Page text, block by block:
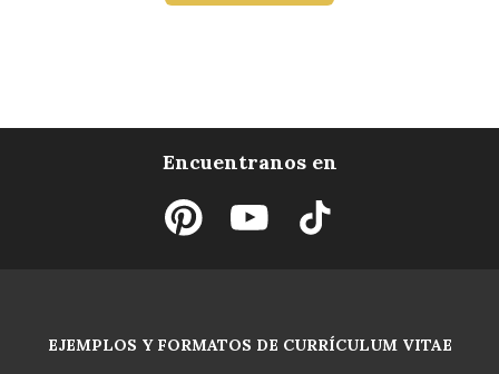
Encuentranos en
EJEMPLOS Y FORMATOS DE CURRÍCULUM VITAE